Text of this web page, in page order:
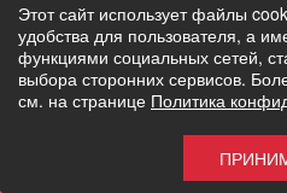
ВНИМАНИЕ ! Совершая любые
thermostock.ru вы соглашаетесь
конфиденциальности", в
покинуть данный сайт. Цены и
ТермоСток - все для отопления
Этот сайт использует файлы
удобства для пользователя, а
функциями социальных сетей,
выбора сторонних сервисов.
см. на странице Политика